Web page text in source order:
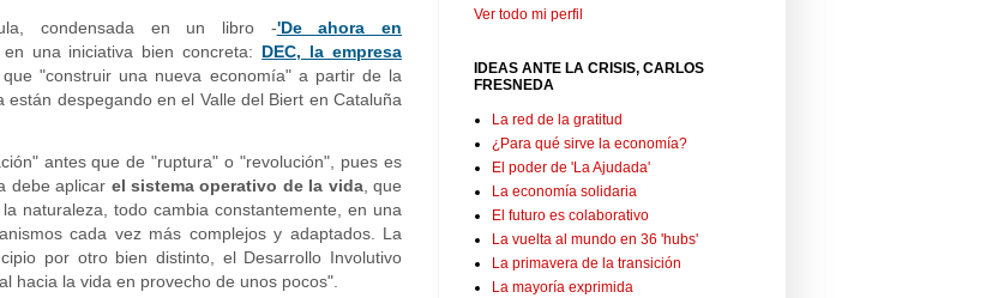
condensada en un libro -'De ahora en
una iniciativa bien concreta: DEC, la empresa
"construir una nueva economía" a partir de la
despegando en el Valle del Biert en Cataluña
antes que de "ruptura" o "revolución", pues es
debe aplicar el sistema operativo de la vida, que
naturaleza, todo cambia constantemente, en una
cada vez más complejos y adaptados. La
por otro bien distinto, el Desarrollo Involutivo
hacia la vida en provecho de unos pocos".
Ver todo mi perfil
IDEAS ANTE LA CRISIS, CARLOS
FRESNEDA
La red de la gratitud
¿Para qué sirve la economía?
El poder de 'La Ajudada'
La economía solidaria
El futuro es colaborativo
La vuelta al mundo en 36 'hubs'
La primavera de la transición
La mayoría exprimida